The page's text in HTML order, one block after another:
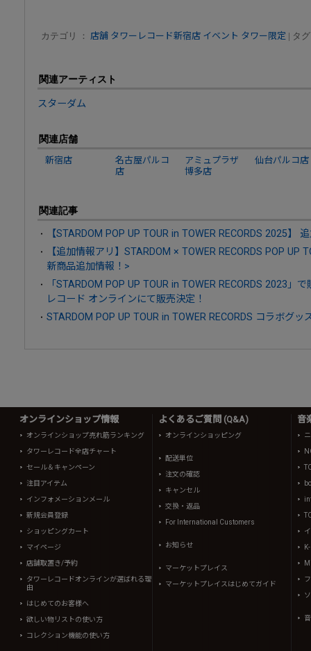
カテゴリ ： 店舗 タワーレコード新宿店 イベント タワー限定 | タ
関連アーティスト
スターダム
関連店舗
新宿店
名古屋パルコ
店
アミュプラザ
博多店
仙台パルコ店
関連記事
【STARDOM POP UP TOUR in TOWER RECORDS 2025】
【追加情報アリ】STARDOM × TOWER RECORDS POP UP
新商品追加情報！>
「STARDOM POP UP TOUR in TOWER RECORDS 2023」
レコード オンラインにて販売決定！
STARDOM POP UP TOUR in TOWER RECORDS コラボグッ
オンラインショップ情報
オンラインショップ売れ筋ランキング
タワーレコード全店チャート
セール＆キャンペーン
注目アイテム
インフォメーションメール
新規会員登録
ショッピングカート
マイページ
店舗取置き/予約
タワーレコードオンラインが選ばれる理
由
はじめてのお客様へ
欲しい物リストの使い方
コレクション機能の使い方
よくあるご質問 (Q&A)
オンラインショッピング
配送単位
注文の確認
キャンセル
交換・返品
For International Customers
お知らせ
マーケットプレイス
マーケットプレイスはじめてガイド
音